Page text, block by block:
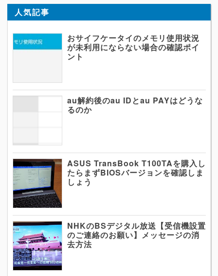
人気記事
おサイフケータイのメモリ使用状況
が未利用にならない場合の確認ポイ
ント
au解約後のau IDとau PAYはどうな
るのか
ASUS TransBook T100TAを購入し
たらまずBIOSバージョンを確認しま
しょう
NHKのBSデジタル放送【受信機設置
のご連絡のお願い】メッセージの消
去方法